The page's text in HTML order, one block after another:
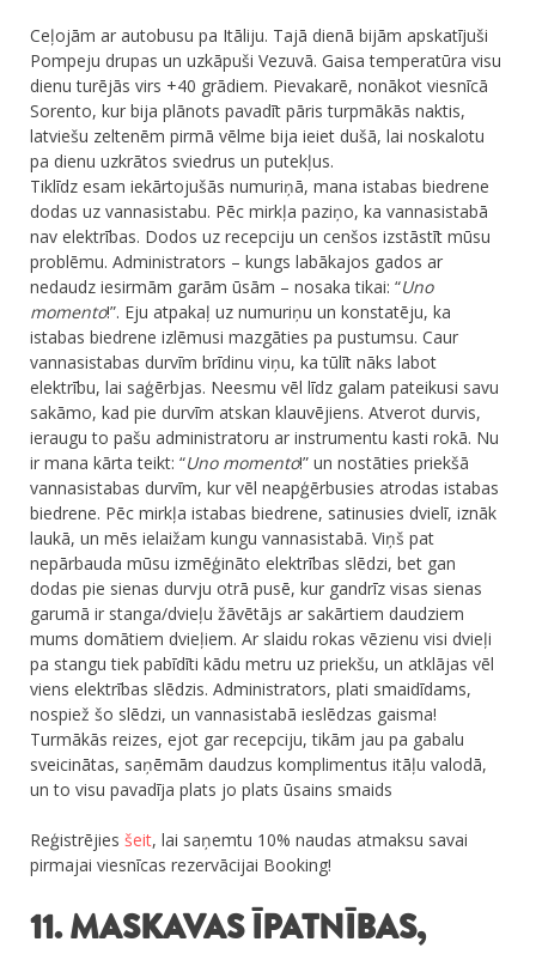
Ceļojām ar autobusu pa Itāliju. Tajā dienā bijām apskatījuši
Pompeju drupas un uzkāpuši Vezuvā. Gaisa temperatūra visu
dienu turējās virs +40 grādiem. Pievakarē, nonākot viesnīcā
Sorento, kur bija plānots pavadīt pāris turpmākās naktis,
latviešu zeltenēm pirmā vēlme bija ieiet dušā, lai noskalotu
pa dienu uzkrātos sviedrus un putekļus.
Tiklīdz esam iekārtojušās numuriņā, mana istabas biedrene
dodas uz vannasistabu. Pēc mirkļa paziņo, ka vannasistabā
nav elektrības. Dodos uz recepciju un cenšos izstāstīt mūsu
problēmu. Administrators – kungs labākajos gados ar
nedaudz iesirmām garām ūsām – nosaka tikai: “Uno
momento!”. Eju atpakaļ uz numuriņu un konstatēju, ka
istabas biedrene izlēmusi mazgāties pa pustumsu. Caur
vannasistabas durvīm brīdinu viņu, ka tūlīt nāks labot
elektrību, lai saģērbjas. Neesmu vēl līdz galam pateikusi savu
sakāmo, kad pie durvīm atskan klauvējiens. Atverot durvis,
ieraugu to pašu administratoru ar instrumentu kasti rokā. Nu
ir mana kārta teikt: “Uno momento!” un nostāties priekšā
vannasistabas durvīm, kur vēl neapģērbusies atrodas istabas
biedrene. Pēc mirkļa istabas biedrene, satinusies dvielī, iznāk
laukā, un mēs ielaižam kungu vannasistabā. Viņš pat
nepārbauda mūsu izmēģināto elektrības slēdzi, bet gan
dodas pie sienas durvju otrā pusē, kur gandrīz visas sienas
garumā ir stanga/dvieļu žāvētājs ar sakārtiem daudziem
mums domātiem dvieļiem. Ar slaidu rokas vēzienu visi dvieļi
pa stangu tiek pabīdīti kādu metru uz priekšu, un atklājas vēl
viens elektrības slēdzis. Administrators, plati smaidīdams,
nospiež šo slēdzi, un vannasistabā ieslēdzas gaisma!
Turmākās reizes, ejot gar recepciju, tikām jau pa gabalu
sveicinātas, saņēmām daudzus komplimentus itāļu valodā,
un to visu pavadīja plats jo plats ūsains smaids
Reģistrējies šeit, lai saņemtu 10% naudas atmaksu savai
pirmajai viesnīcas rezervācijai Booking!
11. MASKAVAS ĪPATNĪBAS,